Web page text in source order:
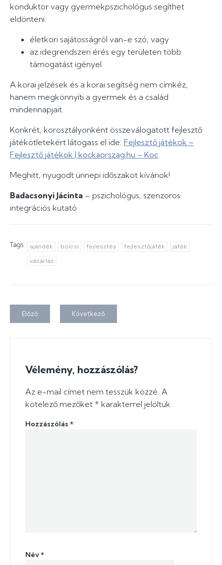
konduktor vagy gyermekpszichológus segíthet
eldönteni:
életkori sajátosságról van-e szó, vagy
az idegrendszeri érés egy területen több
támogatást igényel.
A korai jelzések és a korai segítség nem címkéz,
hanem megkönnyíti a gyermek és a család
mindennapjait.
Konkrét, korosztályonként összeválogatott fejlesztő
játékötletekért látogass el ide: Fejlesztő játékok –
Fejlesztő játékok | kockaorszag.hu – Koc
Meghitt, nyugodt ünnepi időszakot kívánok!
Badacsonyi Jácinta – pszichológus, szenzoros
integrációs kutató
Tags: ajándék bölcsi fejlesztés fejlesztőjáték
játék
vásárlás
Előző Következő
Vélemény, hozzászólás?
Az e-mail címet nem tesszük közzé. A
kötelező mezőket * karakterrel jelöltük
Hozzászólás *
Név*